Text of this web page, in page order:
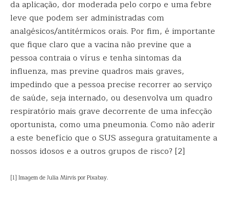
da aplicação, dor moderada pelo corpo e uma febre
leve que podem ser administradas com
analgésicos/antitérmicos orais. Por fim, é importante
que fique claro que a vacina não previne que a
pessoa contraia o vírus e tenha sintomas da
influenza, mas previne quadros mais graves,
impedindo que a pessoa precise recorrer ao serviço
de saúde, seja internado, ou desenvolva um quadro
respiratório mais grave decorrente de uma infecção
oportunista, como uma pneumonia. Como não aderir
a este benefício que o SUS assegura gratuitamente a
nossos idosos e a outros grupos de risco? [2]
[1] Imagem de Julia Mirvis por Pixabay.